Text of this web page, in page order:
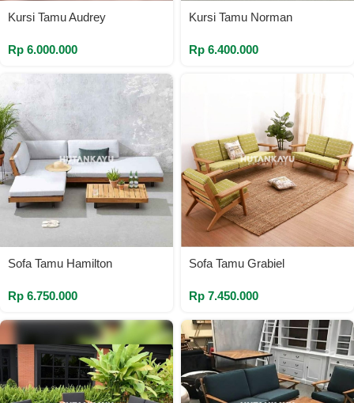
Kursi Tamu Audrey
Rp 6.000.000
Kursi Tamu Norman
Rp 6.400.000
Sofa Tamu Hamilton
Rp 6.750.000
Sofa Tamu Grabiel
Rp 7.450.000